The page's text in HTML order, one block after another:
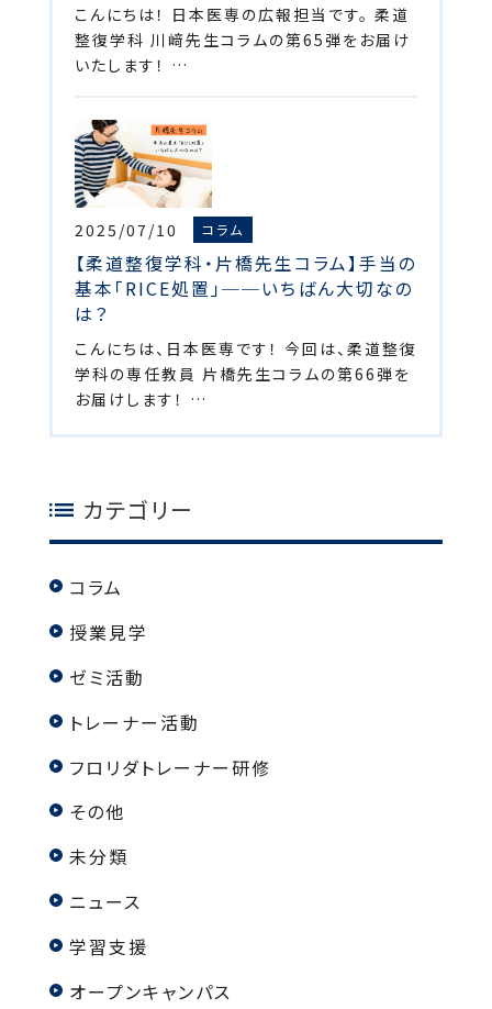
こんにちは！ 日本医専の広報担当です。 柔道
整復学科 川﨑先生コラムの第65弾をお届け
いたします！ …
2025/07/10 コラム
【柔道整復学科・片橋先生コラム】手当の
基本「RICE処置」──いちばん大切なの
は？
こんにちは、日本医専です！ 今回は、柔道整復
学科の専任教員 片橋先生コラムの第66弾を
お届けします！ …
カテゴリー
コラム
授業見学
ゼミ活動
トレーナー活動
フロリダトレーナー研修
その他
未分類
ニュース
学習支援
オープンキャンパス